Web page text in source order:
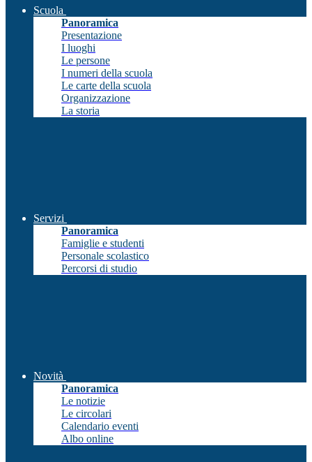
Scuola
Panoramica
Presentazione
I luoghi
Le persone
I numeri della scuola
Le carte della scuola
Organizzazione
La storia
Servizi
Panoramica
Famiglie e studenti
Personale scolastico
Percorsi di studio
Novità
Panoramica
Le notizie
Le circolari
Calendario eventi
Albo online